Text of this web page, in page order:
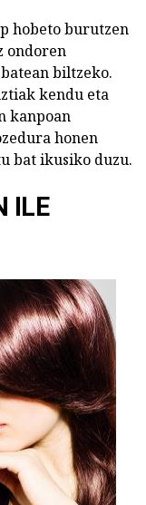
hobeto burutzen
ondoren
biltzeko.
kendu eta
kanpoan
honen
bat ikusiko duzu.
ILE